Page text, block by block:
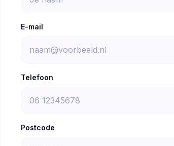
E-mail
Telefoon
Postcode